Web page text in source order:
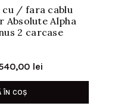
cu / fara cablu
Absolute Alpha
2 carcase
lei
curent
ÎN COȘ